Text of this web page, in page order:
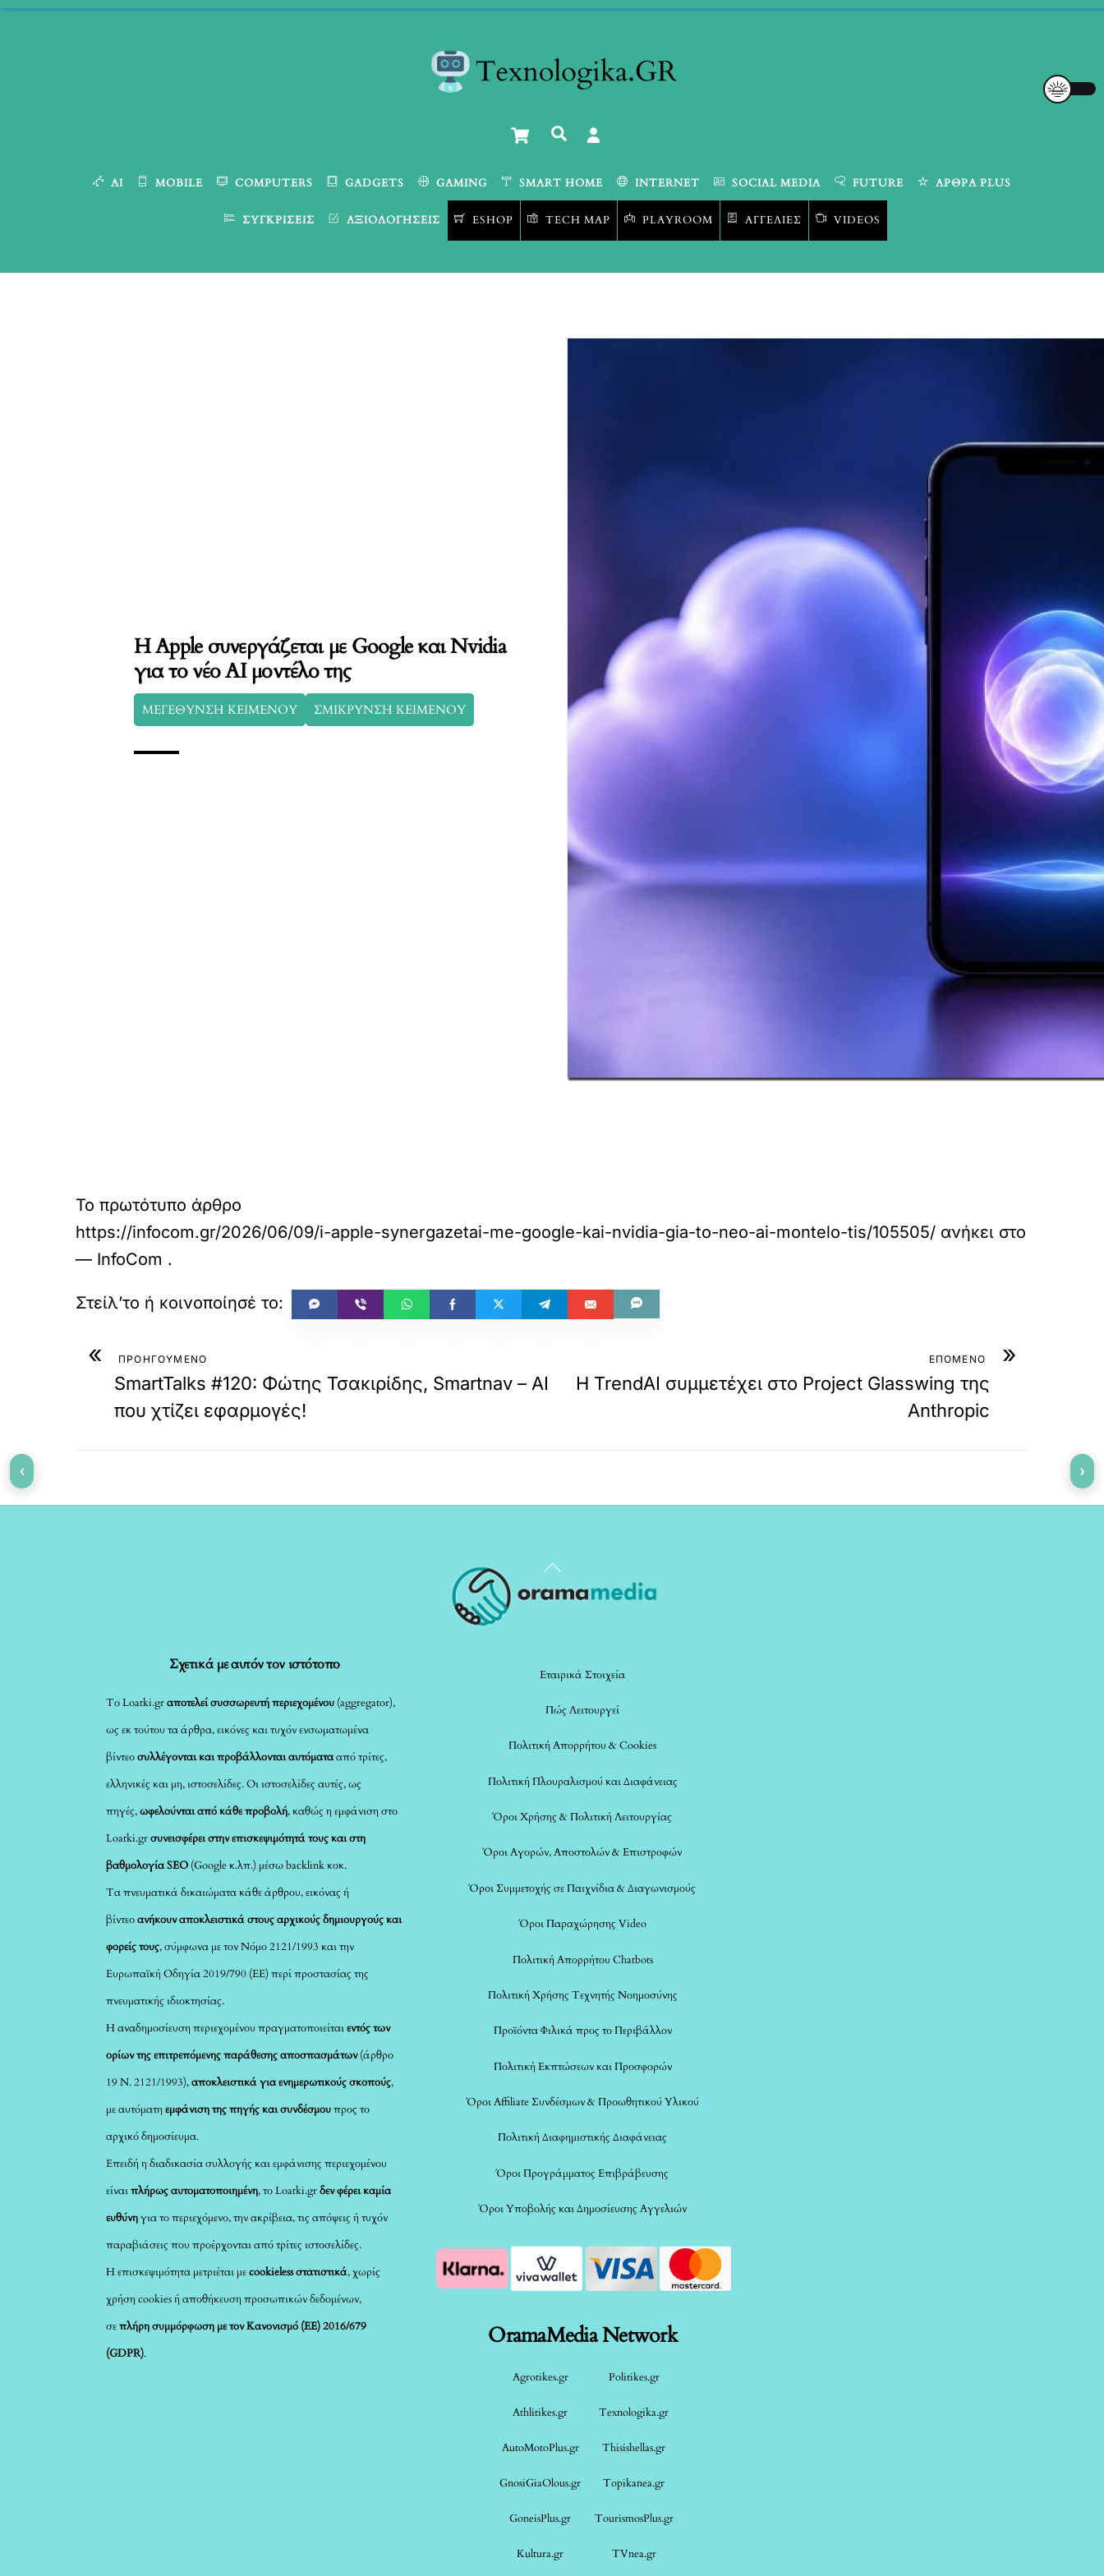
Skip
Cart Αναζήτηση
AI MOBILE COMPUTERS GADGETS GAMING SMART HOME INTERNET SOCIAL MEDIA FUTURE ΆΡΘΡΑ PLUS
ΣΥΓΚΡΊΣΕΙΣ ΑΞΙΟΛΟΓΉΣΕΙΣ ESHOP TECH MAP PLAYROOM ΑΓΓΕΛΊΕΣ VIDEOS
Η Apple συνεργάζεται με Google και Nvidia
για το νέο AI μοντέλο της
ΜΕΓΕΘΥΝΣΗ ΚΕΙΜΕΝΟΥ ΣΜΙΚΡΥΝΣΗ ΚΕΙΜΕΝΟΥ
Το πρωτότυπο άρθρο
https://infocom.gr/2026/06/09/i-apple-synergazetai-me-google-kai-nvidia-gia-to-neo-ai-montelo-tis/105505/ ανήκει στο
— InfoCom .
« ΠΡΟΗΓΟΥΜΕΝΟ
SmartTalks #120: Φώτης Τσακιρίδης, Smartnav – AI
που χτίζει εφαρμογές!
»
ΕΠΟΜΕΝΟ
Η TrendAI συμμετέχει στο Project Glasswing της
Anthropic
Back
To
Σχετικά με αυτόν τον ιστότοπο
Το Loatki.grαποτελεί συσσωρευτή περιεχομένου (aggregator),
ως εκ τούτου τα άρθρα, εικόνες και τυχόν ενσωματωμένα
βίντεοσυλλέγονται και προβάλλονται αυτόματααπό τρίτες,
ελληνικές και μη, ιστοσελίδες. Οι ιστοσελίδες αυτές, ως
πηγές,ωφελούνται από κάθε προβολή, καθώς η εμφάνιση στο
Loatki.grσυνεισφέρει στην επισκεψιμότητά τους και στη
βαθμολογία SEO (Google κ.λπ.) μέσω backlink κοκ.
Τα πνευματικά δικαιώματα κάθε άρθρου, εικόνας ή
βίντεοανήκουν αποκλειστικά στους αρχικούς δημιουργούς και
φορείς τους, σύμφωνα με τον Νόμο 2121/1993 και την
Ευρωπαϊκή Οδηγία 2019/790 (ΕΕ) περί προστασίας της
πνευματικής ιδιοκτησίας.
Η αναδημοσίευση περιεχομένου πραγματοποιείταιεντός των
ορίων της επιτρεπόμενης παράθεσης αποσπασμάτων(άρθρο
19 Ν. 2121/1993),αποκλειστικά για ενημερωτικούς σκοπούς,
με αυτόματηεμφάνιση της πηγής και συνδέσμουπρος το
αρχικό δημοσίευμα.
Επειδή η διαδικασία συλλογής και εμφάνισης περιεχομένου
είναιπλήρως αυτοματοποιημένη, το Loatki.grδεν φέρει καμία
ευθύνηγια το περιεχόμενο, την ακρίβεια, τις απόψεις ή τυχόν
παραβιάσεις που προέρχονται από τρίτες ιστοσελίδες.
Η επισκεψιμότητα μετριέται μεcookieless στατιστικά, χωρίς
χρήση cookies ή αποθήκευση προσωπικών δεδομένων,
σεπλήρη συμμόρφωση με τον Κανονισμό (ΕΕ) 2016/679
(GDPR).
Εταιρικά Στοιχεία
Πώς Λειτουργεί
Πολιτική Απορρήτου & Cookies
Πολιτική Πλουραλισμού και Διαφάνειας
Όροι Χρήσης & Πολιτική Λειτουργίας
Όροι Αγορών, Αποστολών & Επιστροφών
Όροι Συμμετοχής σε Παιχνίδια & Διαγωνισμούς
Όροι Παραχώρησης Video
Πολιτική Απορρήτου Chatbots
Πολιτική Χρήσης Τεχνητής Νοημοσύνης
Προϊόντα Φιλικά προς το Περιβάλλον
Πολιτική Εκπτώσεων και Προσφορών
Όροι Affiliate Συνδέσμων & Προωθητικού Υλικού
Πολιτική Διαφημιστικής Διαφάνειας
Όροι Προγράμματος Επιβράβευσης
Όροι Υποβολής και Δημοσίευσης Αγγελιών
OramaMedia Network
Agrotikes.gr Politikes.gr
Athlitikes.gr Texnologika.gr
AutoMotoPlus.gr Thisishellas.gr
GnosiGiaOlous.gr Topikanea.gr
GoneisPlus.gr TourismosPlus.gr
Kultura.gr TVnea.gr
‹ ›